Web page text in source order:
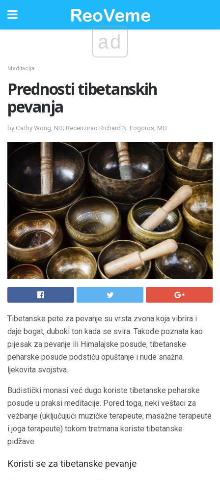
ad
Meditacija
Prednosti tibetanskih
pevanja
by Cathy Wong, ND; Recenzirao Richard N. Fogoros, MD
Tibetanske pete za pevanje su vrsta zvona koja vibrira i
daje bogat, duboki ton kada se svira. Takođe poznata kao
pijesak za pevanje ili Himalajske posude, tibetanske
peharske posude podstiču opuštanje i nude snažna
ljekovita svojstva.
Budistički monasi već dugo koriste tibetanske peharske
posude u praksi meditacije. Pored toga, neki veštaci za
vežbanje (uključujući muzičke terapeute, masažne terapeute
i joga terapeute) tokom tretmana koriste tibetanske
pidžave.
Koristi se za tibetanske pevanje